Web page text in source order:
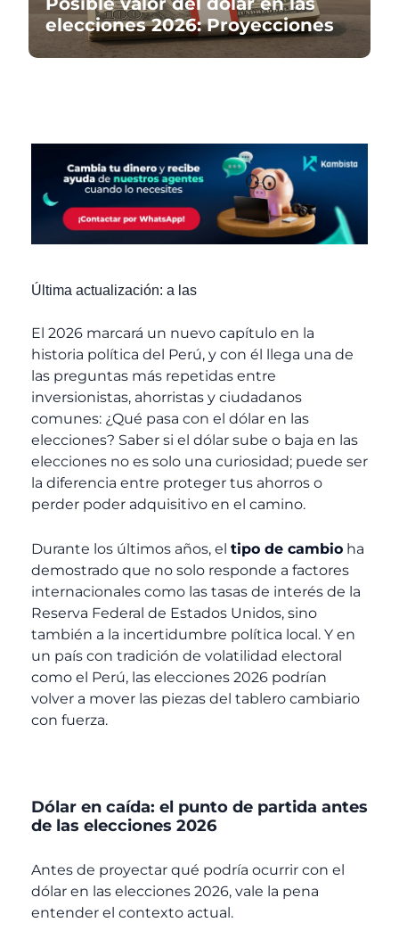
elecciones 2026: Proyecciones
Última actualización: a las
El 2026 marcará un nuevo capítulo en la
historia política del Perú, y con él llega una de
las preguntas más repetidas entre
inversionistas, ahorristas y ciudadanos
comunes: ¿Qué pasa con el dólar en las
elecciones? Saber si el dólar sube o baja en las
elecciones no es solo una curiosidad; puede ser
la diferencia entre proteger tus ahorros o
perder poder adquisitivo en el camino.
Durante los últimos años, el tipo de cambio ha
demostrado que no solo responde a factores
internacionales como las tasas de interés de la
Reserva Federal de Estados Unidos, sino
también a la incertidumbre política local. Y en
un país con tradición de volatilidad electoral
como el Perú, las elecciones 2026 podrían
volver a mover las piezas del tablero cambiario
con fuerza.
Dólar en caída: el punto de partida antes
de las elecciones 2026
Antes de proyectar qué podría ocurrir con el
dólar en las elecciones 2026, vale la pena
entender el contexto actual.